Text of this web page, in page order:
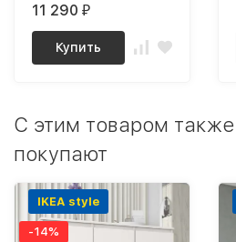
11 290 ₽
Купить
C этим товаром также
покупают
IKEA style
-14%